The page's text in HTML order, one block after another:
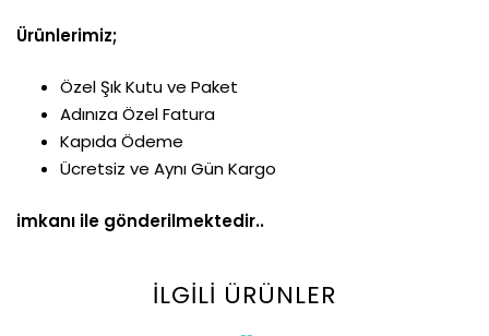
Ürünlerimiz;
Özel Şık Kutu ve Paket
Adınıza Özel Fatura
Kapıda Ödeme
Ücretsiz ve Aynı Gün Kargo
imkanı ile gönderilmektedir..
İLGILI ÜRÜNLER